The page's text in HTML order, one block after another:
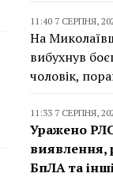
11:40 7 СЕРПНЯ,
На
вибухнув
чоловік,
11:33 7 СЕРПНЯ,
Уражено
виявлення,
БпЛА та